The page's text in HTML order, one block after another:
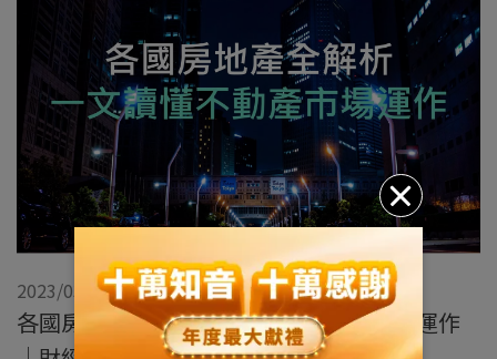
2023/03/30
各國房地產全解析，一文讀懂不動產市場運作